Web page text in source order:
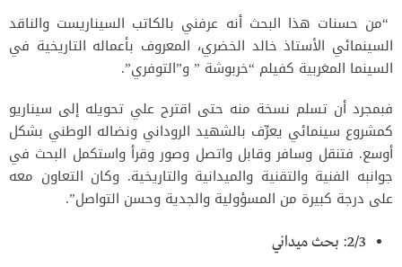
“من حسنات هذا البحث أنه عرفني بالكاتب السيناريست والناقد
السينمائي الأستاذ خالد الخضري، المعروف بأعماله التاريخية في
السينما المغربية كفيلم “خربوشة ” و”التوفري”.
فبمجرد أن تسلم نسخة منه حتى اقترح علي تحويله إلى سيناريو
كمشروع سينمائي يعرِّف بالشهيد الروداني ونضاله الوطني بشكل
أوسع. فتنقل وسافر وقابل واتصل وصور وقرأ واستكمل البحث في
جوانبه الفنية والتقنية والميدانية والتاريخية. وكان التعاون معه
على درجة كبيرة من المسؤولية والجدية وحسن التواصل”.
2/3: بحث ميداني